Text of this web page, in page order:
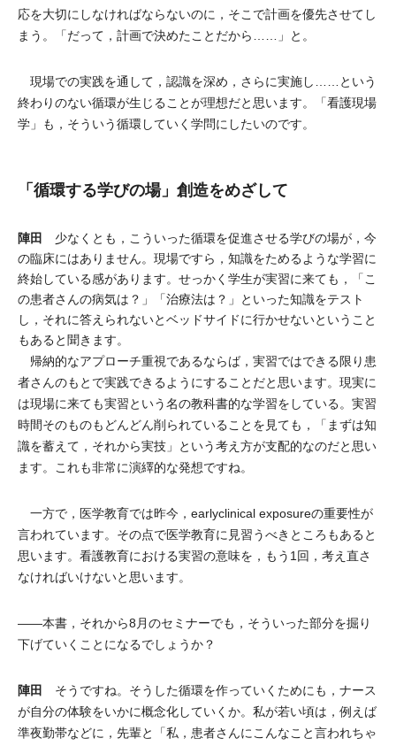
応を大切にしなければならないのに，そこで計画を優先させてし
まう。「だって，計画で決めたことだから……」と。
現場での実践を通して，認識を深め，さらに実施し……という
終わりのない循環が生じることが理想だと思います。「看護現場
学」も，そういう循環していく学問にしたいのです。
「循環する学びの場」創造をめざして
陣田 少なくとも，こういった循環を促進させる学びの場が，今
の臨床にはありません。現場ですら，知識をためるような学習に
終始している感があります。せっかく学生が実習に来ても，「こ
の患者さんの病気は？」「治療法は？」といった知識をテスト
し，それに答えられないとベッドサイドに行かせないということ
もあると聞きます。
帰納的なアプローチ重視であるならば，実習ではできる限り患
者さんのもとで実践できるようにすることだと思います。現実に
は現場に来ても実習という名の教科書的な学習をしている。実習
時間そのものもどんどん削られていることを見ても，「まずは知
識を蓄えて，それから実技」という考え方が支配的なのだと思い
ます。これも非常に演繹的な発想ですね。
一方で，医学教育では昨今，earlyclinical exposureの重要性が
言われています。その点で医学教育に見習うべきところもあると
思います。看護教育における実習の意味を，もう1回，考え直さ
なければいけないと思います。
――本書，それから8月のセミナーでも，そういった部分を掘り
下げていくことになるでしょうか？
陣田 そうですね。そうした循環を作っていくためにも，ナース
が自分の体験をいかに概念化していくか。私が若い頃は，例えば
準夜勤帯などに，先輩と「私，患者さんにこんなこと言われちゃ